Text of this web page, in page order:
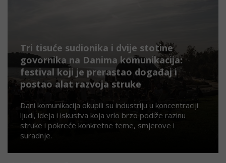
Tri tisuće sudionika i dvije stotine
govornika na Danima komunikacija:
festival koji je prerastao događaj i
postao alat razvoja struke
Dani komunikacija okupili su industriju u koncentraciji
ljudi, ideja i iskustva koja vrlo brzo podiže razinu
struke i pokreće konkretne teme, smjerove i
suradnje.